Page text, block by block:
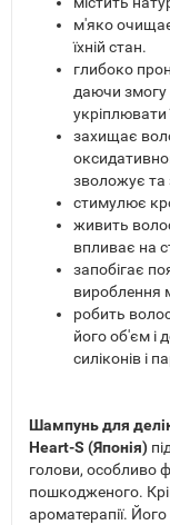
м'яко
їхній стан.
глибоко
даючи
укріплювати
захищає
зволожує та
стимулює
живить
впливає на
запобігає
вироблення
робить
його об'єм і
силіконів і
Шампунь для
Heart-S (Японія)
голови, особливо
пошкодженого.
ароматерапії.